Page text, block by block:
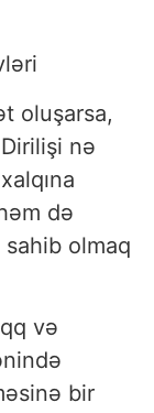
oluşarsa,
nə
də
olmaq
və
bir